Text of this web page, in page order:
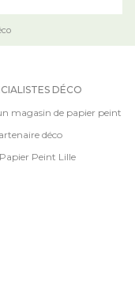
DÉCO
magasin de papier peint
déco
Peint Lille